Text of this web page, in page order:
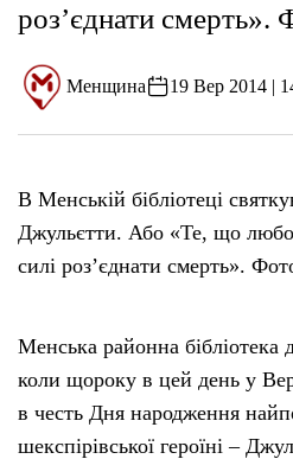
роз’єднати смерть».
Менщина 19 Вер 2014 |
В Менській бібліотеці
Джульєтти. Або «Те, що
силі роз’єднати смерть».
Менська районна бібліотека
коли щороку в цей день у
в честь Дня народження
шекспірівської героїні –